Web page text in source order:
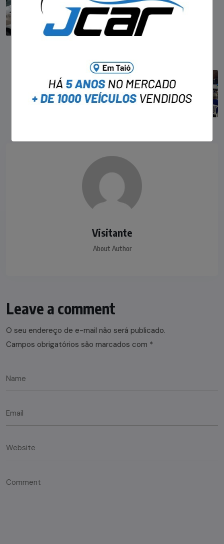
Fiscalização na BR-470 leva à prisão de
homem com veículo furtado, em Pouso
Redondo
Câmara de Taió sedia primeira reunião da
Visitante
About Author
Leave a comment
O seu endereço de e-mail não será publicado.
Campos obrigatórios são marcados com *